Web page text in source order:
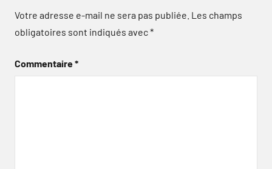
Votre adresse e-mail ne sera pas publiée. Les champs
obligatoires sont indiqués avec*
Commentaire*